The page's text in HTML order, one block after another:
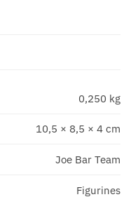
0,250 kg
10,5 × 8,5 × 4 cm
Joe Bar Team
Figurines